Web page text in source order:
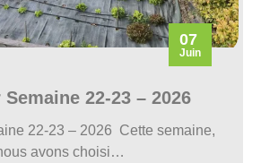
07
Juin
Semaine 22-23 – 2026
22-23 – 2026 Cette semaine,
avons choisi…